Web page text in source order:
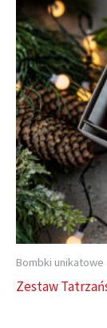
Bombki unikatowe
Zestaw